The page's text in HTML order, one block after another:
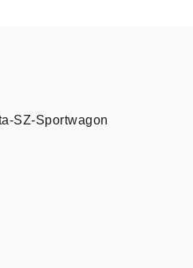
SZ-Sportwagon